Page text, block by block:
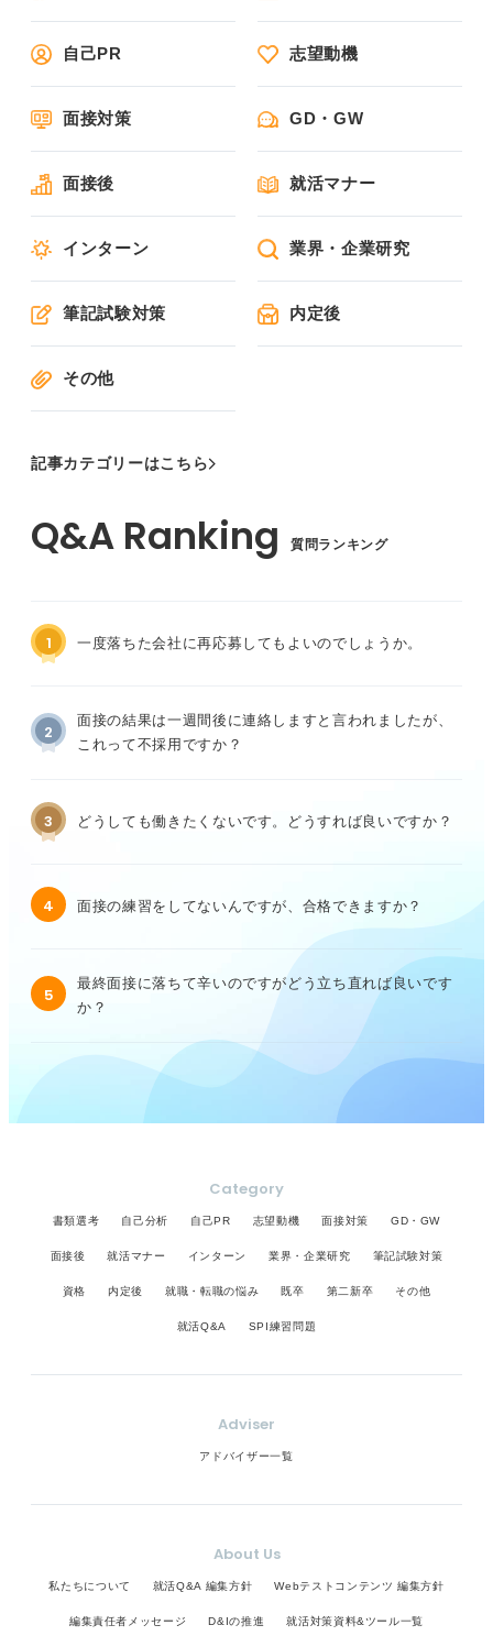
自己PR 志望動機
面接対策 GD・GW
面接後 就活マナー
インターン 業界・企業研究
筆記試験対策 内定後
その他
記事カテゴリーはこちら
質問ランキング
1 一度落ちた会社に再応募してもよいのでしょうか。
2
面接の結果は一週間後に連絡しますと言われましたが、
これって不採用ですか？
3 どうしても働きたくないです。どうすれば良いですか？
4 面接の練習をしてないんですが、合格できますか？
5
最終面接に落ちて辛いのですがどう立ち直れば良いです
か？
Category
書類選考 自己分析 自己PR 志望動機 面接対策 GD・GW
面接後 就活マナー インターン 業界・企業研究 筆記試験対策
資格 内定後 就職・転職の悩み 既卒 第二新卒 その他
就活Q&A SPI練習問題
Adviser
アドバイザー一覧
About Us
私たちについて 就活Q&A 編集方針 Webテストコンテンツ 編集方針
編集責任者メッセージ D&Iの推進 就活対策資料&ツール一覧